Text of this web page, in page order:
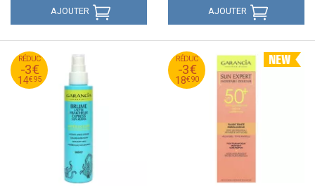
AJOUTER AJOUTER
RÉDUC
-3€
14€95
17
€
95
14
€
95
RÉDUC
-3€
18€90
21
€
90
18
€
90